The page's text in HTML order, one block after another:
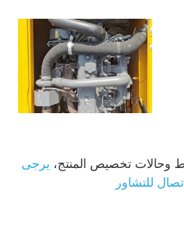
وحالات تخصيص المنتج، يرجى
للتشاور